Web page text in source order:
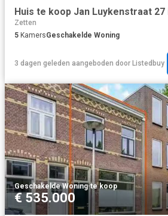
Zetten
5 KamersGeschakelde Woning
3 dagen geleden aangeboden door Listedbuy
Geschakelde Woning·te koop
€ 535.000